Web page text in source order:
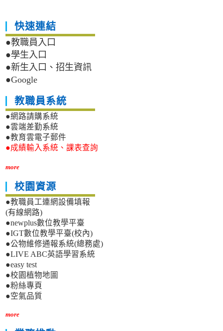
快速連結
●教職員入口
●學生入口
●新生入口、招生資訊
●Google
教職員系統
●網路請購系統
●雲端差勤系統
●教育雲電子郵件
●成績輸入系統、課表查詢
more
校園資源
●教職員工連網設備填報
(有線網路)
●newplus數位教學平臺
●IGT數位教學平臺(校內)
●公物維修通報系統(總務處)
●LIVE ABC英語學習系統
●easy test
●校園植物地圖
●粉絲專頁
●空氣品質
more